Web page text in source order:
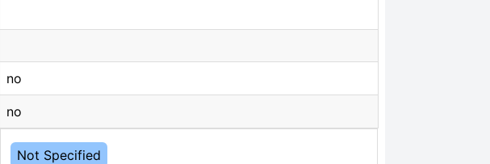
no
no
Not Specified